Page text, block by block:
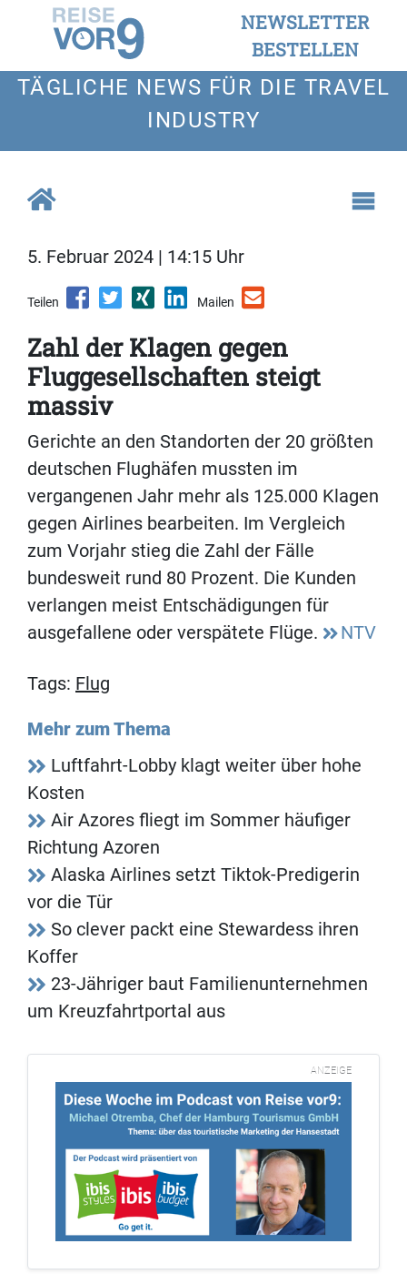
NEWSLETTER
BESTELLEN
TÄGLICHE NEWS FÜR DIE TRAVEL
INDUSTRY
5. Februar 2024 | 14:15 Uhr
Teilen Mailen
Zahl der Klagen gegen
Fluggesellschaften steigt
massiv
Gerichte an den Standorten der 20 größten
deutschen Flughäfen mussten im
vergangenen Jahr mehr als 125.000 Klagen
gegen Airlines bearbeiten. Im Vergleich
zum Vorjahr stieg die Zahl der Fälle
bundesweit rund 80 Prozent. Die Kunden
verlangen meist Entschädigungen für
ausgefallene oder verspätete Flüge.
NTV
Tags: Flug
Mehr zum Thema
Luftfahrt-Lobby klagt weiter über hohe
Kosten
Air Azores fliegt im Sommer häufiger
Richtung Azoren
Alaska Airlines setzt Tiktok-Predigerin
vor die Tür
So clever packt eine Stewardess ihren
Koffer
23-Jähriger baut Familienunternehmen
um Kreuzfahrtportal aus
ANZEIGE